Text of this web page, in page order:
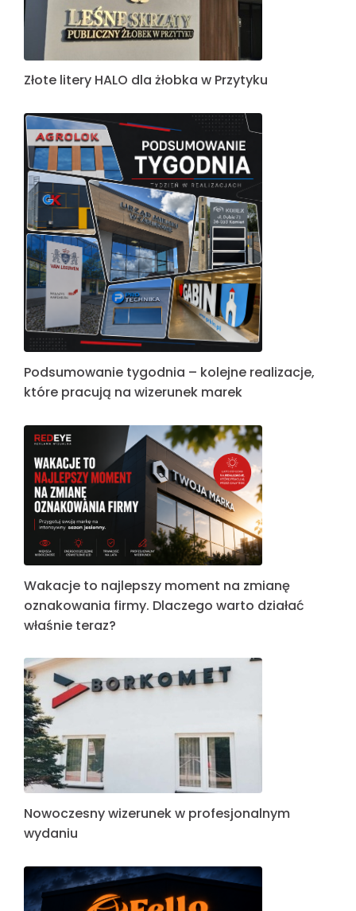
Złote litery HALO dla żłobka w Przytyku
Podsumowanie tygodnia – kolejne realizacje,
które pracują na wizerunek marek
Wakacje to najlepszy moment na zmianę
oznakowania firmy. Dlaczego warto działać
właśnie teraz?
Nowoczesny wizerunek w profesjonalnym
wydaniu